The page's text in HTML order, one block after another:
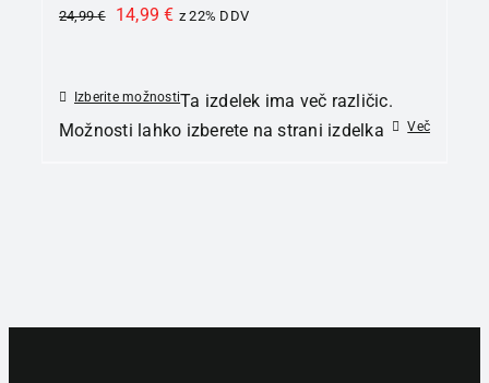
24,99€ 14,99€ z 22% DDV
Izberite možnostiTa izdelek ima več različic.
Možnosti lahko izberete na strani izdelka
Več